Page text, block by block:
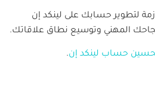
لتطوير حسابك على لينكد إن
المهني وتوسيع نطاق علاقاتك.
حساب لينكد إن.